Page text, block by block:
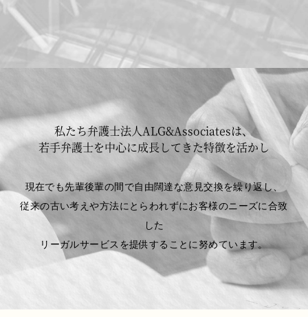
私たち弁護士法人ALG&Associatesは、
若手弁護士を中心に成長してきた特徴を活かし
現在でも先輩後輩の間で自由闊達な意見交換を繰り返し、
従来の古い考えや方法にとらわれずにお客様のニーズに合致
した
リーガルサービスを提供することに努めています。